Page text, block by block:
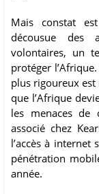
Mais constat
décousue des
volontaires, un
protéger
plus rigoureux
que l’Afrique
les menaces de
associé chez
l’accès à internet
pénétration
année.